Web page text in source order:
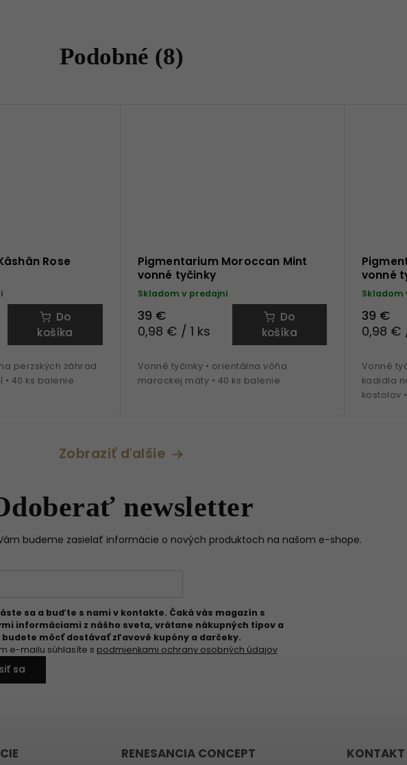
Podobné (8)
Rose
Do
košíka
perzských záhrad
• 40 ks balenie
Pigmentarium Moroccan Mint
vonné tyčinky
Skladom v predajni
39 €
0,98 € / 1 ks
Do
košíka
Vonné tyčinky • orientálna vôňa
marockej mäty • 40 ks balenie
vonné
Skladom
39 €
0,98 €
Vonné
kadidla
kostolov
Zobraziť ďalšie
newsletter
budeme zasielať informácie o nových produktoch na našom e-shope.
sa a buďte s nami v kontakte. Čaká vás magazín s
informáciami z nášho sveta, vrátane nákupných tipov a
budete môcť dostávať zľavové kupóny a darčeky.
e-mailu súhlasíte s podmienkami ochrany osobných údajov
sa
RENESANCIA CONCEPT KONTAKT